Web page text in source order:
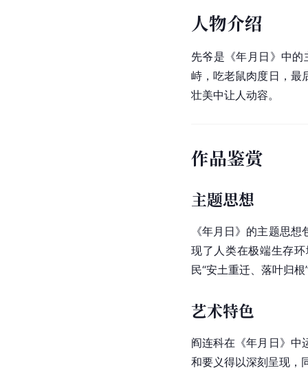
人物介绍
先爷是《年月日》中
峙，吃老鼠肉度日，最
壮美中让人动容。
作品鉴赏
主题思想
《年月日》的主题思
现了人类在极端生存
民“安土重迁、落叶归
艺术特色
阎连科在《年月日》中
和要义得以深刻呈现，